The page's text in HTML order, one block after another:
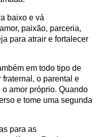
baixo e vá
paixão, parceria,
para atrair e fortalecer
em todo tipo de
o parental e
amor próprio. Quando
e tome uma segunda
para as